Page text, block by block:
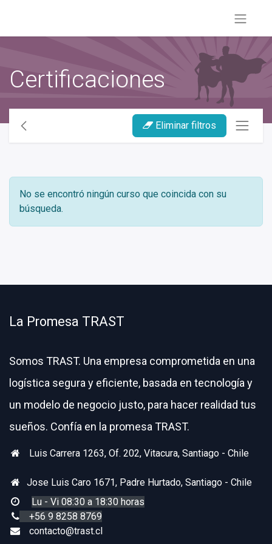
Certificaciones
Eliminar filtros
No se encontró ningún curso que coincida con su
búsqueda.
La Promesa TRAST
Somos TRAST. Una empresa comprometida en una
logística segura y eficiente, basada en tecnología y
un modelo de negocio justo, para hacer realidad tus
sueños. Confía en la promesa TRAST.
Luis Carrera 1263, Of. 202, Vitacura, Santiago - Chile
Jose Luis Caro 1671, Padre Hurtado, Santiago - Chile
Lu - Vi 08:30 a 18:30 horas
+56 9 8258 8769
contacto@trast.cl